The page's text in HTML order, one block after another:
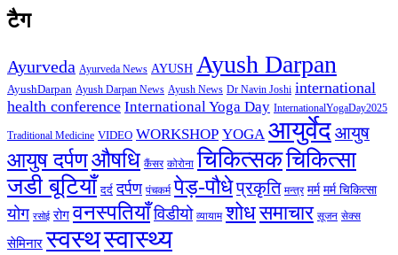
टैग
Ayurveda Ayurveda News AYUSH Ayush Darpan
AyushDarpan Ayush Darpan News Ayush News Dr Navin Joshi international
health conference International Yoga Day InternationalYogaDay2025
Traditional Medicine VIDEO WORKSHOP YOGA आयुर्वेदआयुष
आयुष दर्पणऔषधि कैंसर कोरोना चिकित्सकचिकित्सा
जडी बूटियाँ दर्द दर्पण पंचकर्म पेड़-पौधेप्रकृति मन्त्र मर्म मर्म चिकित्सा
योग रसोई रोग वनस्पतियाँविडीयो व्यायाम शोधसमाचार सूजन सेक्स
सेमिनार स्वस्थस्वास्थ्य